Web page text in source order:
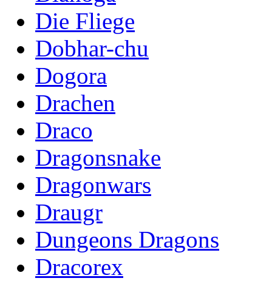
Die Fliege
Dobhar-chu
Dogora
Drachen
Draco
Dragonsnake
Dragonwars
Draugr
Dungeons Dragons
Dracorex